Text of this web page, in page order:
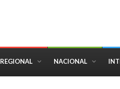
REGIONAL NACIONAL